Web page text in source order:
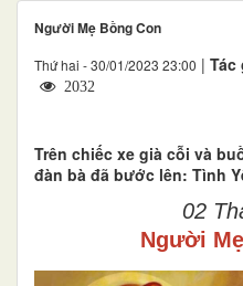
Người Mẹ Bồng Con
Thứ hai - 30/01/2023 23:00 | Tác
2032
Trên chiếc xe già cỗi và
đàn bà đã bước lên: Tình
02
Người